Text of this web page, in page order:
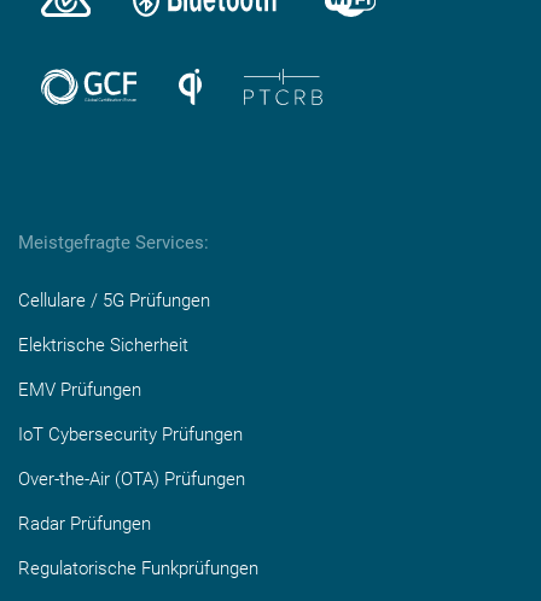
Meistgefragte Services:
Cellulare / 5G Prüfungen
Elektrische Sicherheit
EMV Prüfungen
IoT Cybersecurity Prüfungen
Over-the-Air (OTA) Prüfungen
Radar Prüfungen
Regulatorische Funkprüfungen